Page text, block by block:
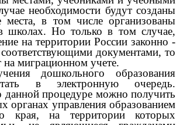
необходимости будут созданы
места, в том числе организованы
школах. Но только в том случае,
на территории России законно -
соответствующими документами, то
на миграционном учете.
дошкольного образования
в электронную очередь.
процедуре можно получить
органах управления образованием
края, на территории которых